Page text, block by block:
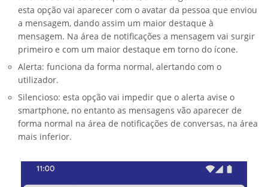
esta opção vai aparecer com o avatar da pessoa que enviou
a mensagem, dando assim um maior destaque à
mensagem. Na área de notificações a mensagem vai surgir
primeiro e com um maior destaque em torno do ícone.
Alerta: funciona da forma normal, alertando com o
utilizador.
Silencioso: esta opção vai impedir que o alerta avise o
smartphone, no entanto as mensagens vão aparecer de
forma normal na área de notificações de conversas, na área
mais inferior.